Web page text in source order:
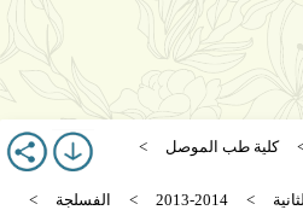
كلية طب الموصل
2013-2014 الفسلجة